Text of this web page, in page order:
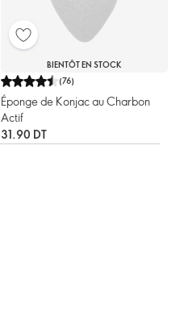
BIENTÔT EN STOCK
(76)
Éponge de Konjac au Charbon
Actif
31.90 DT